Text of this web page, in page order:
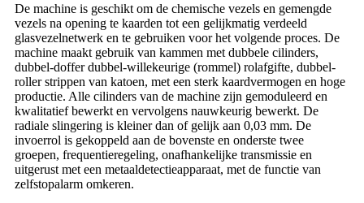
De machine is geschikt om de chemische vezels en gemengde
vezels na opening te kaarden tot een gelijkmatig verdeeld
glasvezelnetwerk en te gebruiken voor het volgende proces. De
machine maakt gebruik van kammen met dubbele cilinders,
dubbel-doffer dubbel-willekeurige (rommel) rolafgifte, dubbel-
roller strippen van katoen, met een sterk kaardvermogen en hoge
productie. Alle cilinders van de machine zijn gemoduleerd en
kwalitatief bewerkt en vervolgens nauwkeurig bewerkt. De
radiale slingering is kleiner dan of gelijk aan 0,03 mm. De
invoerrol is gekoppeld aan de bovenste en onderste twee
groepen, frequentieregeling, onafhankelijke transmissie en
uitgerust met een metaaldetectieapparaat, met de functie van
zelfstopalarm omkeren.